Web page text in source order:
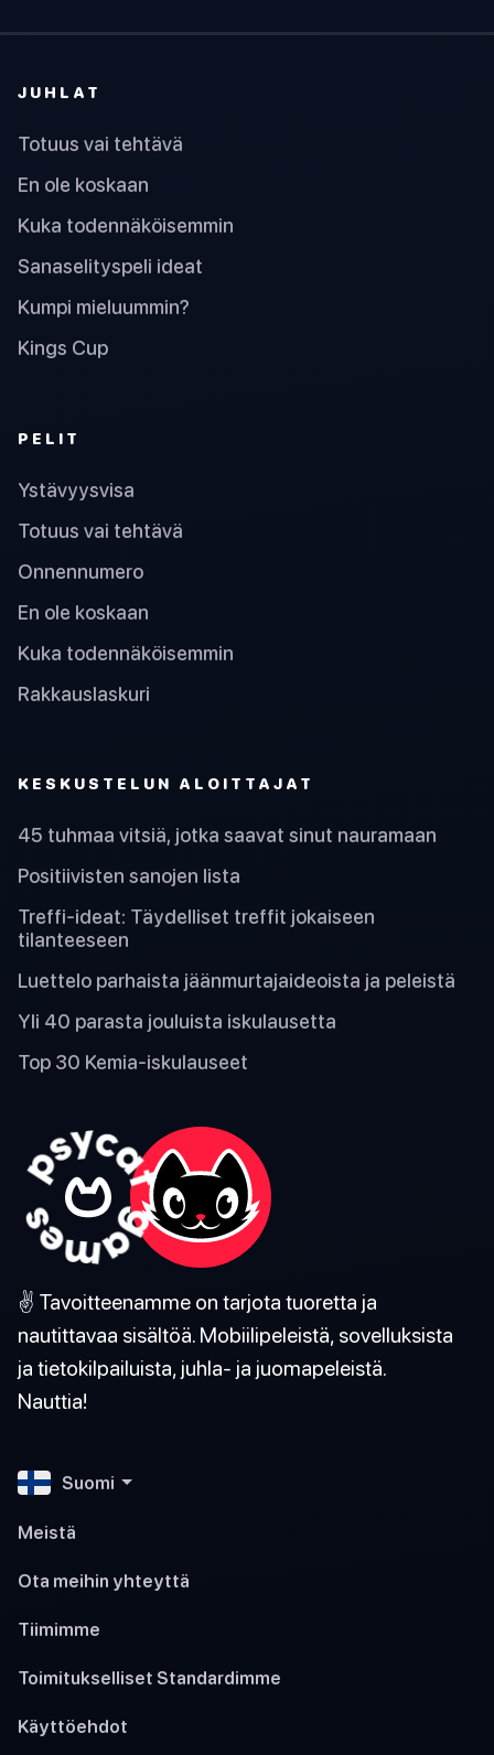
JUHLAT
Totuus vai tehtävä
En ole koskaan
Kuka todennäköisemmin
Sanaselityspeli ideat
Kumpi mieluummin?
Kings Cup
PELIT
Ystävyysvisa
Totuus vai tehtävä
Onnennumero
En ole koskaan
Kuka todennäköisemmin
Rakkauslaskuri
KESKUSTELUN ALOITTAJAT
45 tuhmaa vitsiä, jotka saavat sinut nauramaan
Positiivisten sanojen lista
Treffi-ideat: Täydelliset treffit jokaiseen
tilanteeseen
Luettelo parhaista jäänmurtajaideoista ja peleistä
Yli 40 parasta jouluista iskulausetta
Top 30 Kemia-iskulauseet
✌️ Tavoitteenamme on tarjota tuoretta ja
nautittavaa sisältöä. Mobiilipeleistä, sovelluksista
ja tietokilpailuista, juhla- ja juomapeleistä.
Nauttia!
Suomi
Meistä
Ota meihin yhteyttä
Tiimimme
Toimitukselliset Standardimme
Käyttöehdot